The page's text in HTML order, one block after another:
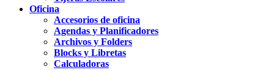
Oficina
Accesorios de oficina
Agendas y Planificadores
Archivos y Folders
Blocks y Libretas
Calculadoras